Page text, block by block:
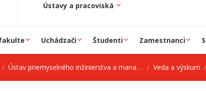
Ústavy a pracoviská
Uchádzači Študenti Zamestnanci
Ústav priemyselného inžinierstva a manažmentu Veda a výskum